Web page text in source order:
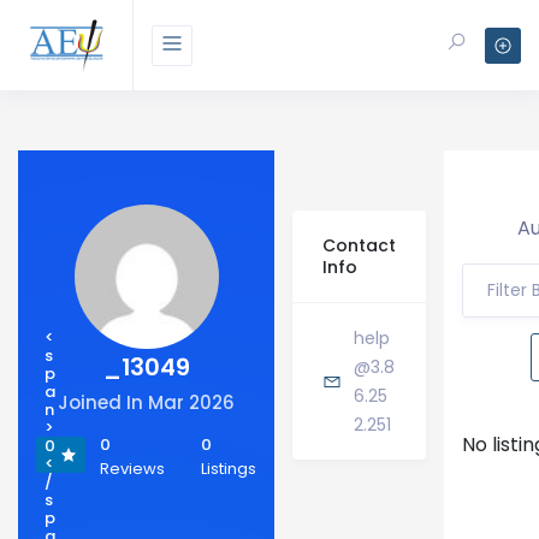
_13049
Joined In Mar 2026
<
s
p
a
n
>
0
<
/
s
p
0
Reviews
0
Listings
Contact
Info
help
@3.8
6.25
2.251
Filter
No